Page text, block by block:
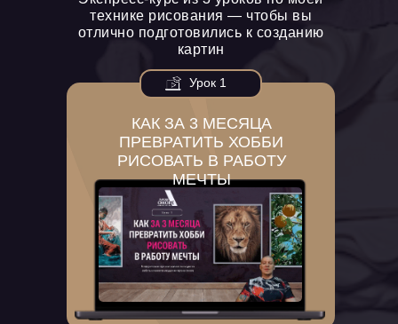
КАК ЗА 3 МЕСЯЦА
ПРЕВРАТИТЬ ХОББИ
РИСОВАТЬ В РАБОТУ
МЕЧТЫ
Урок 1
технике рисования — чтобы вы
отлично подготовились к созданию
картин